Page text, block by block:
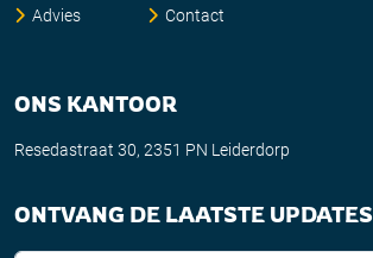
Advies
Contact
ONS KANTOOR
Resedastraat 30, 2351 PN Leiderdorp
ONTVANG DE LAATSTE UPDATES